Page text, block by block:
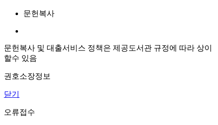
문헌복사
문헌복사 및 대출서비스 정책은 제공도서관 규정에 따라 상이
할수 있음
권호소장정보
닫기
오류접수